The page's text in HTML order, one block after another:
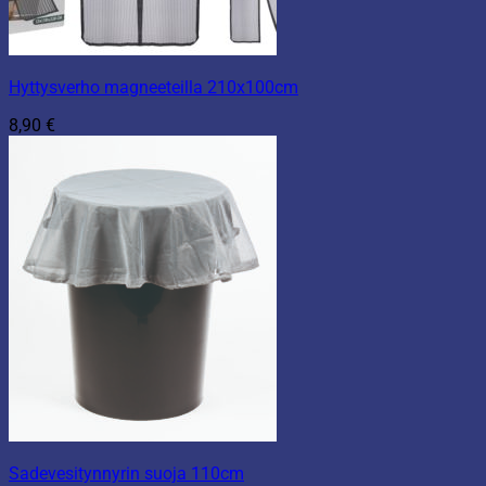
Hyttysverho magneeteilla 210x100cm
8,90 €
Sadevesitynnyrin suoja 110cm